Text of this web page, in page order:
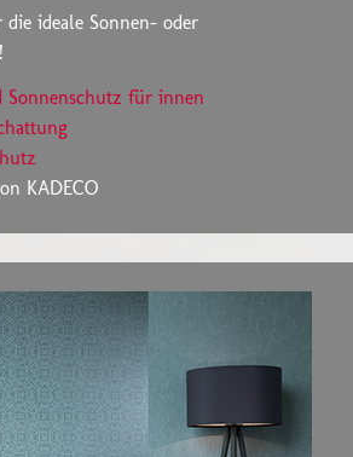
ideale Sonnen- oder
für innen
KADECO